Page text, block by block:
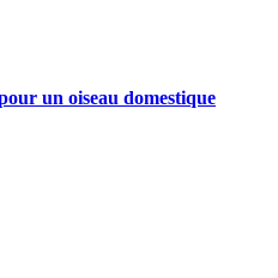
un oiseau domestique